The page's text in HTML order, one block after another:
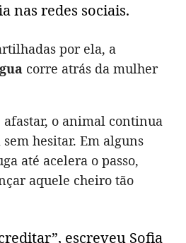
nas redes sociais.
por ela, a
corre atrás da mulher
afastar, o animal continua
hesitar. Em alguns
até acelera o passo,
aquele cheiro tão
escreveu Sofia